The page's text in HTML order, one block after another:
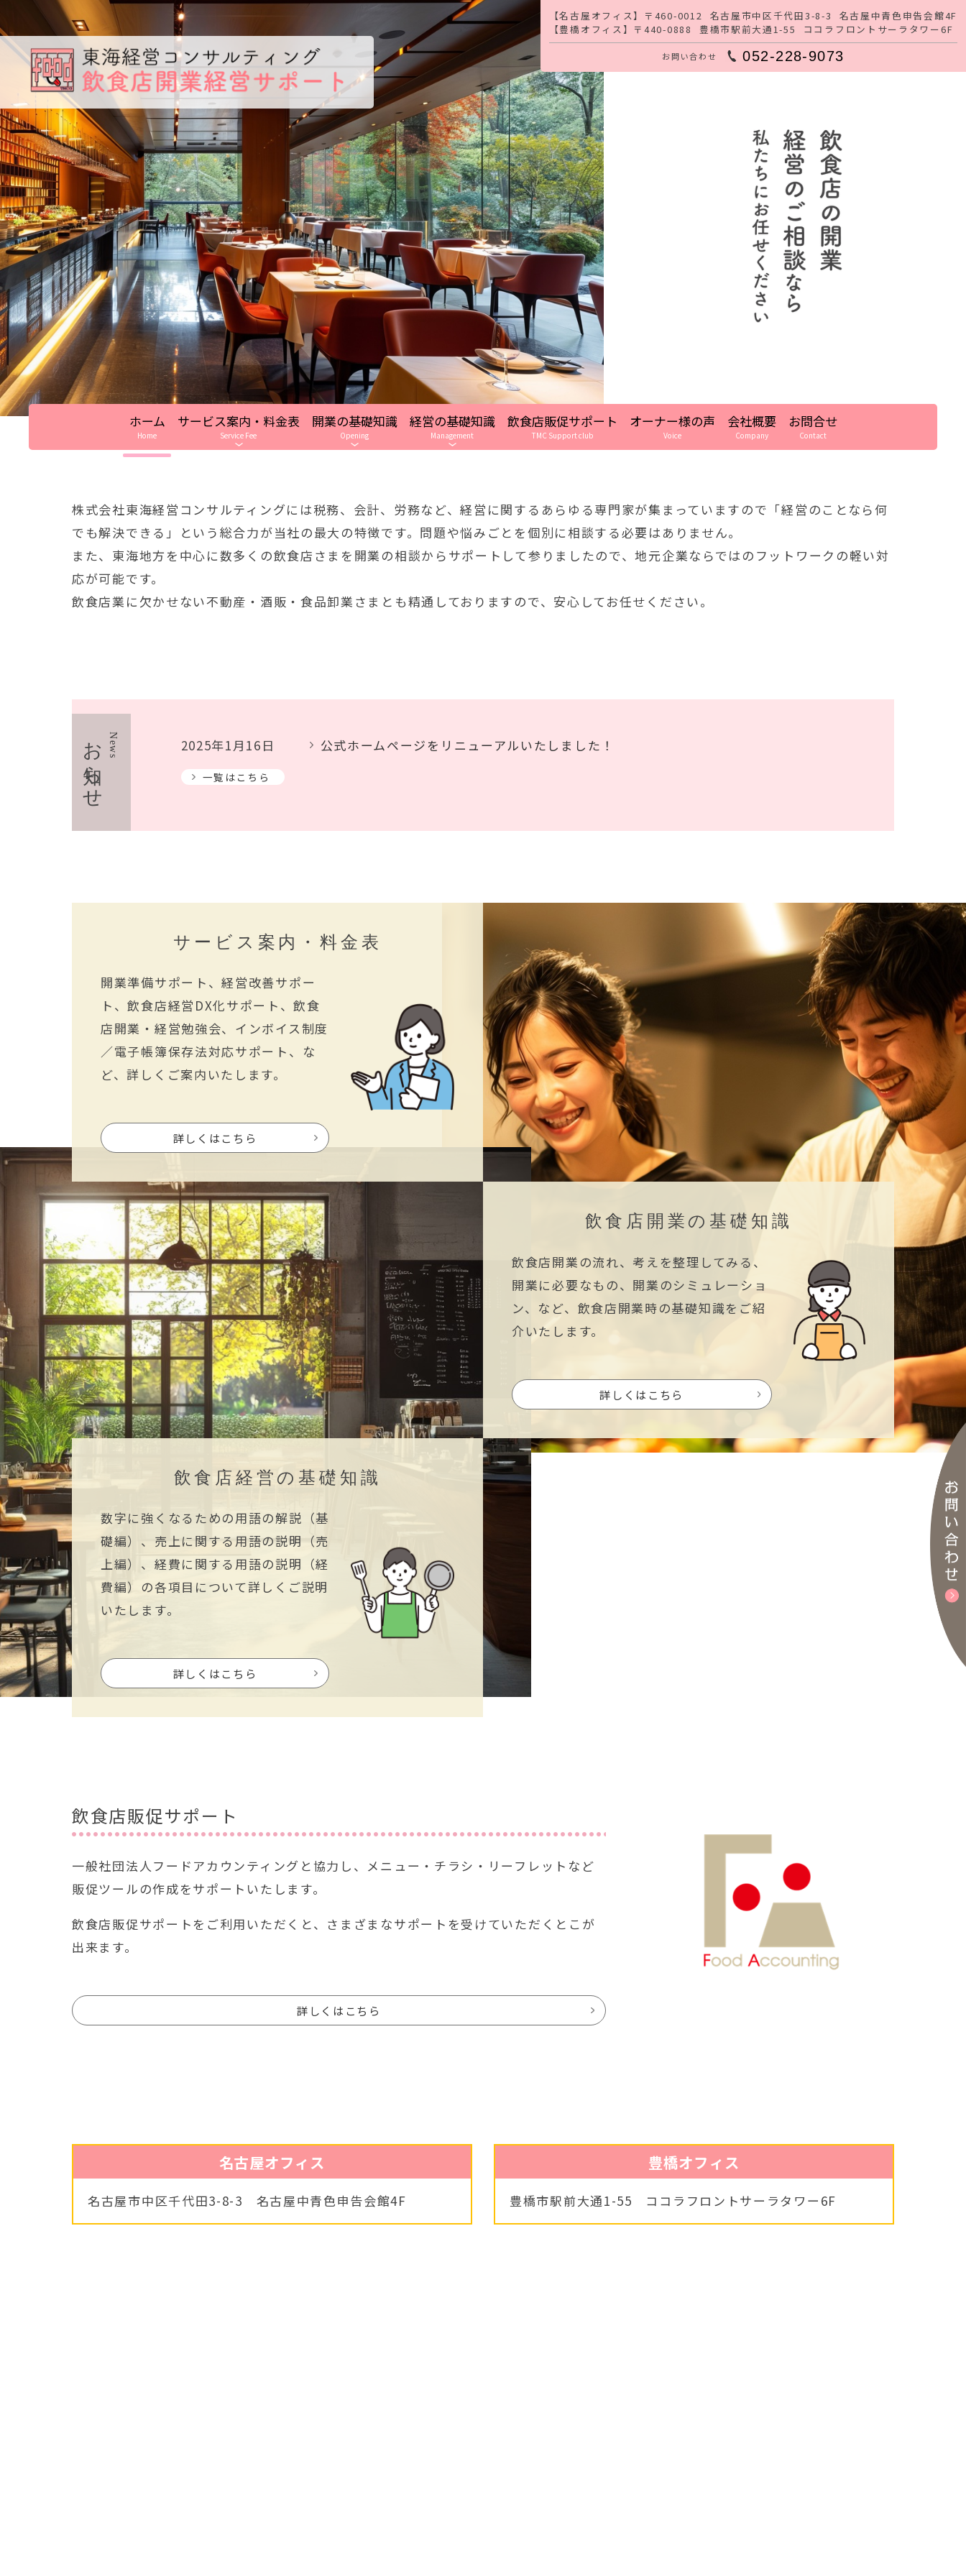
【名古屋オフィス】 〒460-0012 名古屋市中区千代田3-8-3
名古屋中青色申告会館4F
【豊橋オフィス】 〒440-0888 豊橋市駅前大通1-55 ココラフロントサーラタワー6F
お問い合わせ 052-228-9073
ホーム
Home
サービス案内・料金表
Service Fee
開業の基礎知識
Opening
経営の基礎知識
Management
飲食店販促サポート
TMC Support club
オーナー様の声
Voice
会社概要
Company
お問合せ
Contact
株式会社東海経営コンサルティングには税務、会計、労務など、経営に関するあらゆる専門家が集まっていますので「経営のことなら何
でも解決できる」という総合力が当社の最大の特徴です。問題や悩みごとを個別に相談する必要はありません。
また、東海地方を中心に数多くの飲食店さまを開業の相談からサポートして参りましたので、地元企業ならではのフットワークの軽い対
応が可能です。
飲食店業に欠かせない不動産・酒販・食品卸業さまとも精通しておりますので、安心してお任せください。
お知らせ News 2025年1月16日 公式ホームページをリニューアルいたしました！
一覧はこちら
サービス案内・料金表
開業準備サポート、経営改善サポー
ト、飲食店経営DX化サポート、飲食
店開業・経営勉強会、インボイス制度
／電子帳簿保存法対応サポート、な
ど、詳しくご案内いたします。
詳しくはこちら
飲食店開業の基礎知識
飲食店開業の流れ、考えを整理してみる、
開業に必要なもの、開業のシミュレーショ
ン、など、飲食店開業時の基礎知識をご紹
介いたします。
詳しくはこちら
飲食店経営の基礎知識
数字に強くなるための用語の解説（基
礎編）、売上に関する用語の説明（売
上編）、経費に関する用語の説明（経
費編）の各項目について詳しくご説明
いたします。
詳しくはこちら
飲食店販促サポート
一般社団法人フードアカウンティングと協力し、メニュー・チラシ・リーフレットなど
販促ツールの作成をサポートいたします。
飲食店販促サポートをご利用いただくと、さまざまなサポートを受けていただくとこが
出来ます。
詳しくはこちら
名古屋オフィス
名古屋市中区千代田3-8-3 名古屋中青色申告会館4F
豊橋オフィス
豊橋市駅前大通1-55 ココラフロントサーラタワー6F